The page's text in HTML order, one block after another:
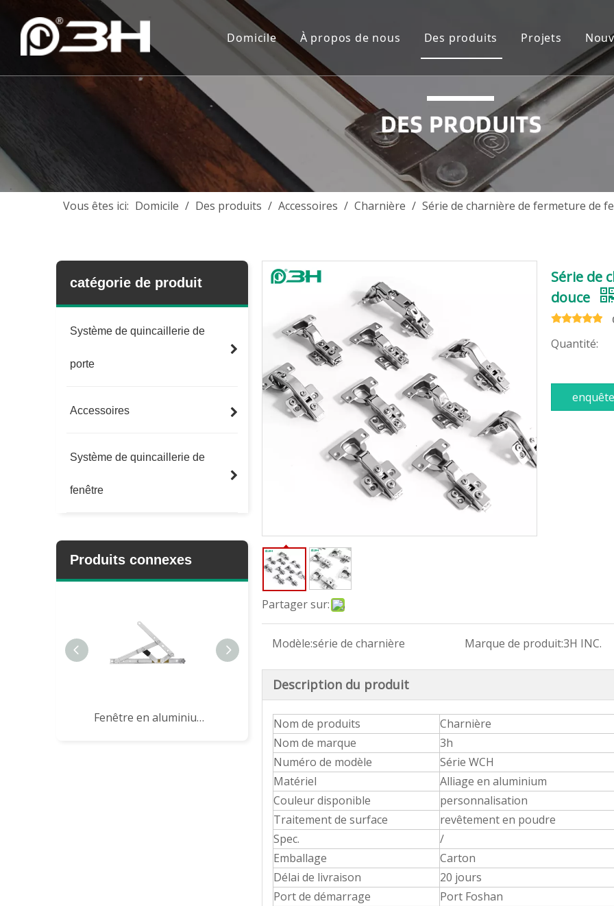
Domicile À propos de nous
Présentation de l'entreprise
Vidéos
Des produits
Solution du système de fenêtre
Solution système de porte en
Accessoires en aluminium
Accessoires de verre
Accessoires de porte en bois
Projets
Asie du Sud
Océanie
Asie du Sud-
Afrique
Vous êtes ici: Domicile / Des produits / Accessoires / Charnière / Série de charnière de fermeture de
catégorie de produit
Système de quincaillerie de
porte
Accessoires
Système de quincaillerie de
fenêtre
Produits connexes
Fenêtre en aluminium Friction Reste HHKS12HK pour Hong Kong Hinge de fenêtre en aluminium JX156 pour le marché de Hongkong Glissement de tiroir à billes en acier à trois sections conventionnel Série de charnière de fenêtre en aluminium
Partager sur:
Série de
douce
Quantité:
enquête
Modèle:série de charnière Marque de produit:3H INC.
Description du produit
Nom de produits
Charnière
Nom de marque
3h
Numéro de modèle
Série WCH
Matériel
Alliage en aluminium
Couleur disponible
personnalisation
Traitement de surface
revêtement en poudre
Spec.
/
Emballage
Carton
Délai de livraison
20 jours
Port de démarrage
Port Foshan